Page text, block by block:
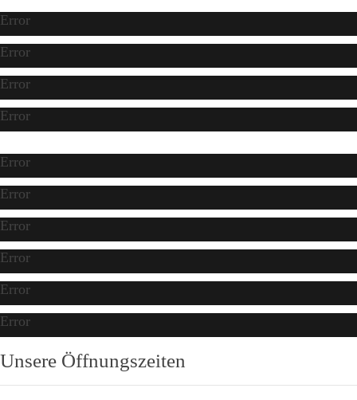
Error
Error
Error
Error
Error
Error
Error
Error
Error
Error
Unsere Öffnungszeiten